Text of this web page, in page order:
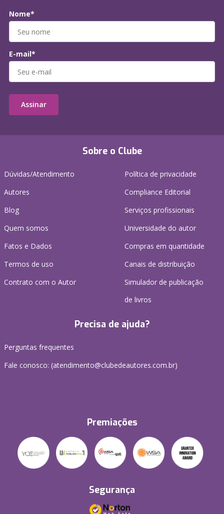
Sobre o Clube
Dúvidas/Atendimento
Autores
Blog
Quem somos
Fatos e Dados
Termos de uso
Contrato com o Autor
Política de privacidade
Compliance Editorial
Serviços profissionais
Universidade do autor
Compras em quantidade
Canais de distribuição
Simulador de publicação
de livros
Precisa de ajuda?
Perguntas frequentes
Fale conosco: (atendimento@clubedeautores.com.br)
Premiações
Segurança
Nome*
E-mail*
Assinar